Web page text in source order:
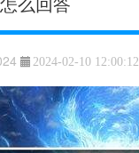
2024-02-10 12:00:12